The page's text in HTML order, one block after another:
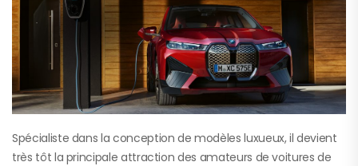
Spécialiste dans la conception de modèles luxueux, il devient
très tôt la principale attraction des amateurs de voitures de